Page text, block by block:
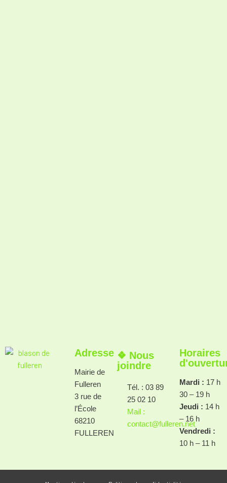
Adresse
Mairie de
Fulleren
3 rue de
l’École
68210
FULLEREN
❖ Nous
joindre
Tél. : 03 89
25 02 10
Mail :
contact@fulleren.net
Horaires
Mardi : 17 h
30 – 19 h
Jeudi : 14 h
– 16 h
Vendredi :
10 h – 11 h